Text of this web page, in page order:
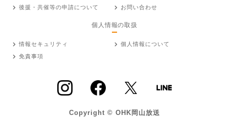
後援・共催等の申請について
お問い合わせ
個人情報の取扱
情報セキュリティ
個人情報について
免責事項
Copyright © OHK岡山放送